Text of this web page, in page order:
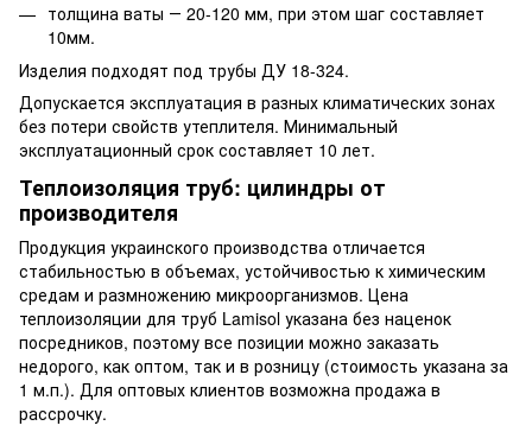
толщина ваты ― 20-120 мм, при этом шаг составляет
10мм.
Изделия подходят под трубы ДУ 18-324.
Допускается эксплуатация в разных климатических зонах
без потери свойств утеплителя. Минимальный
эксплуатационный срок составляет 10 лет.
Теплоизоляция труб: цилиндры от
производителя
Продукция украинского производства отличается
стабильностью в объемах, устойчивостью к химическим
средам и размножению микроорганизмов. Цена
теплоизоляции для труб Lamisol указана без наценок
посредников, поэтому все позиции можно заказать
недорого, как оптом, так и в розницу (стоимость указана за
1 м.п.). Для оптовых клиентов возможна продажа в
рассрочку.